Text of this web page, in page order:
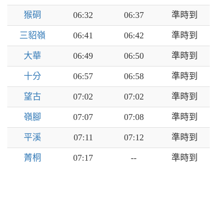
猴硐 06:32 06:37 準時到
三貂嶺 06:41 06:42 準時到
大華 06:49 06:50 準時到
十分 06:57 06:58 準時到
望古 07:02 07:02 準時到
嶺腳 07:07 07:08 準時到
平溪 07:11 07:12 準時到
菁桐 07:17 -- 準時到